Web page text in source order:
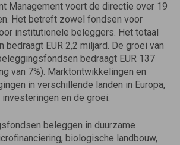
Management voert de directie over 19
Het betreft zowel fondsen voor
institutionele beleggers. Het totaal
bedraagt EUR 2,2 miljard. De groei van
bedraagt EUR 137
van 7%). Marktontwikkelingen en
in verschillende landen in Europa,
en de groei.
beleggen in duurzame
biologische landbouw,